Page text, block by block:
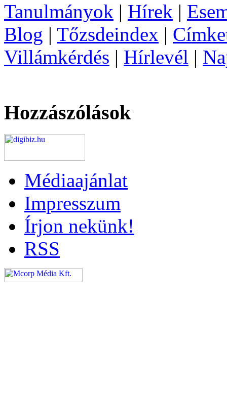
Tanulmányok | Hírek |
Blog | Tőzsdeindex |
Villámkérdés | Hírlevél |
Hozzászólások
Médiaajánlat
Impresszum
Írjon nekünk!
RSS